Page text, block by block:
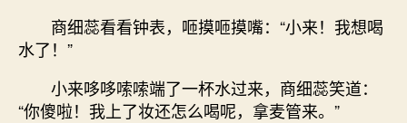
商细蕊看看钟表，咂摸咂摸嘴：“小来！我想喝
水了！”
小来哆哆嗦嗦端了一杯水过来，商细蕊笑道：
“你傻啦！我上了妆还怎么喝呢，拿麦管来。”